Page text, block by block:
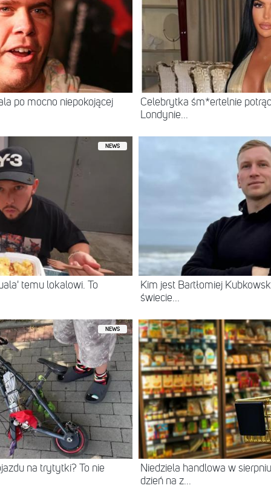
po mocno niepokojącej
Celebrytka śm*ertelnie
Londynie...
NEWS
temu lokalowi. To
Kim jest Bartłomiej
świecie...
NEWS
na trytytki? To nie
Niedziela handlowa w
dzień na z...